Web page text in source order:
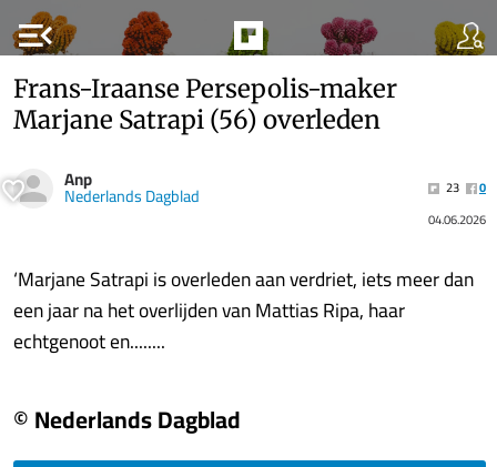
menu_open
Frans-Iraanse Persepolis-maker
Marjane Satrapi (56) overleden
Anp
Nederlands Dagblad 23
0
04.06.2026
‘Marjane Satrapi is overleden aan verdriet, iets meer dan
een jaar na het overlijden van Mattias Ripa, haar
echtgenoot en........
© Nederlands Dagblad